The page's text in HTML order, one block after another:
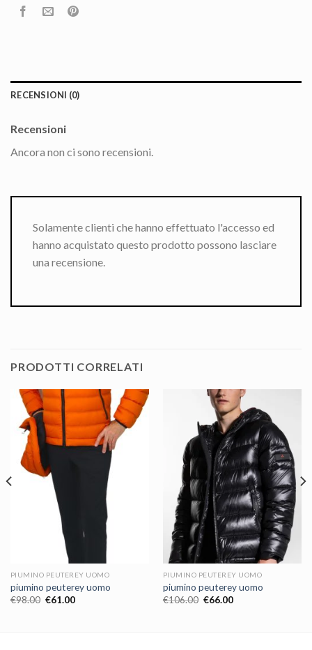
RECENSIONI (0)
Recensioni
Ancora non ci sono recensioni.
Solamente clienti che hanno effettuato l'accesso ed
hanno acquistato questo prodotto possono lasciare
una recensione.
PRODOTTI CORRELATI
PIUMINO PEUTEREY UOMO
piumino peuterey uomo
€98.00 €61.00
PIUMINO PEUTEREY UOMO
piumino peuterey uomo
€106.00 €66.00